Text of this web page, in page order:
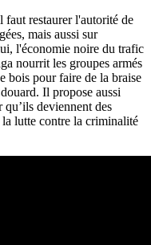
restaurer l'autorité de
mais aussi sur
l'économie noire du trafic
nourrit les groupes armés
bois pour faire de la braise
Il propose aussi
deviennent des
la lutte contre la criminalité